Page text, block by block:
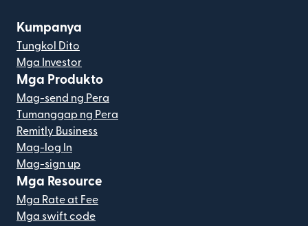
Kumpanya
Tungkol Dito
Mga Investor
Mga Produkto
Mag-send ng Pera
Tumanggap ng Pera
Remitly Business
Mag-log In
Mag-sign up
Mga Resource
Mga Rate at Fee
Mga swift code